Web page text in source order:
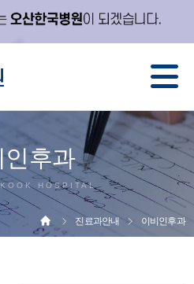
인후과
HOSPITAL
진료과안내 이비인후과